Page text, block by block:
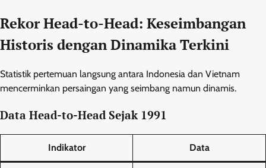
Rekor Head-to-Head: Keseimbangan
Historis dengan Dinamika Terkini
Statistik pertemuan langsung antara Indonesia dan Vietnam
mencerminkan persaingan yang seimbang namun dinamis.
Data Head-to-Head Sejak 1991
Indikator Data